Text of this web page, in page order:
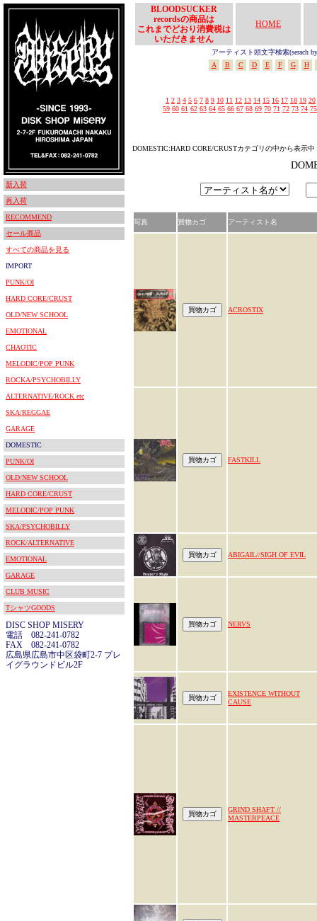
新入荷
再入荷
RECOMMEND
セール商品
すべての商品を見る
IMPORT
PUNK/OI
HARD CORE/CRUST
OLD/NEW SCHOOL
EMOTIONAL
CHAOTIC
MELODIC/POP PUNK
ROCKA/PSYCHOBILLY
ALTERNATIVE/ROCK etc
SKA/REGGAE
GARAGE
DOMESTIC
PUNK/OI
OLD/NEW SCHOOL
HARD CORE/CRUST
MELODIC/POP PUNK
SKA/PSYCHOBILLY
ROCK/ALTERNATIVE
EMOTIONAL
GARAGE
CLUB MUSIC
TシャツGOODS
DISC SHOP MISERY
電話 082-241-0782
FAX 082-241-0782
広島県広島市中区袋町2-7 プレ
イグラウンドビル2F
BLOODSUCKER
recordsの商品は
これまでどおり消費税は
いただきません
HOME
アーティスト頭文字検索(serach
A
B C D E F G H
1 2 3 4 5 6 7 8 9 10 11 12 13 14 15 16 17 18 19 20
59 60 61 62 63 64 65 66 67 68 69 70 71 72 73 74 75
DOMESTIC:HARD CORE/CRUSTカテゴリの中から表示中
写真 買物カゴ アーティスト名
ACROSTIX
FASTKILL
ABIGAIL//SIGH OF EVIL
NERVS
EXISTENCE WITHOUT
CAUSE
GRIND SHAFT //
MASTERPEACE